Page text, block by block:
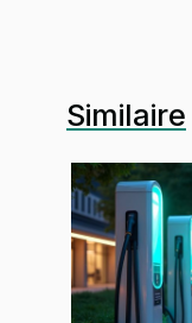
Similaire